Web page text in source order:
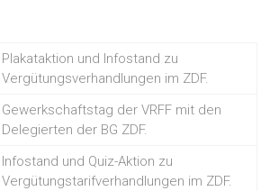
Plakataktion und Infostand zu
Vergütungsverhandlungen im ZDF.
Gewerkschaftstag der VRFF mit den
Delegierten der BG ZDF.
Infostand und Quiz-Aktion zu
Vergütungstarifverhandlungen im ZDF.